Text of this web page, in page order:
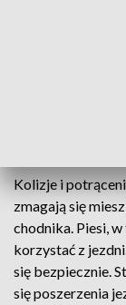
Kolizje i
zmagają się
chodnika. Piesi,
korzystać z
się bezpiecznie.
się poszerzenia